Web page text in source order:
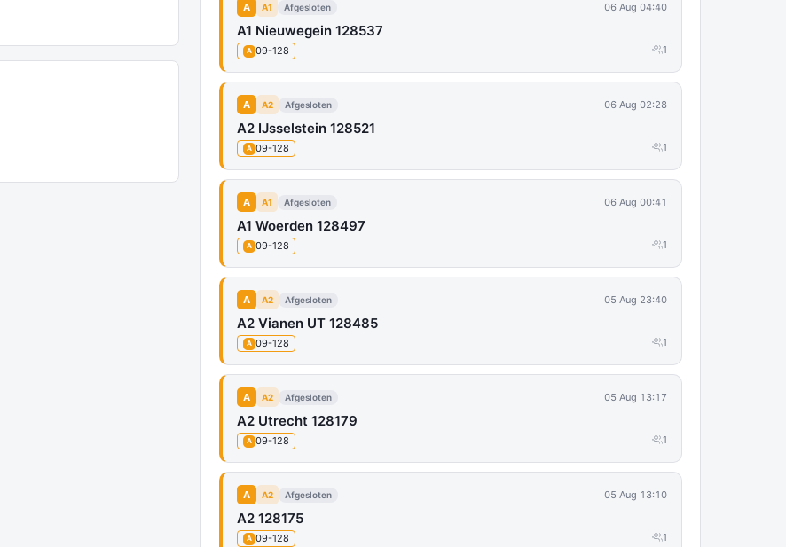
A A1 Afgesloten 06 Aug 04:40
A1 Nieuwegein 128537
A 09-128 1
A A2 Afgesloten 06 Aug 02:28
A2 IJsselstein 128521
A 09-128 1
A A1 Afgesloten 06 Aug 00:41
A1 Woerden 128497
A 09-128 1
A A2 Afgesloten 05 Aug 23:40
A2 Vianen UT 128485
A 09-128 1
A A2 Afgesloten 05 Aug 13:17
A2 Utrecht 128179
A 09-128 1
A A2 Afgesloten 05 Aug 13:10
A2 128175
A 09-128 1